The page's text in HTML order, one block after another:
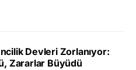
Devleri Zorlanıyor:
Zararlar Büyüdü